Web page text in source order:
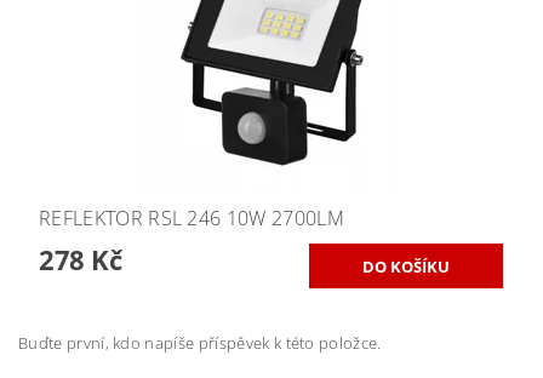
REFLEKTOR RSL 246 10W 2700LM
278 Kč
Buďte první, kdo napíše příspěvek k této položce.